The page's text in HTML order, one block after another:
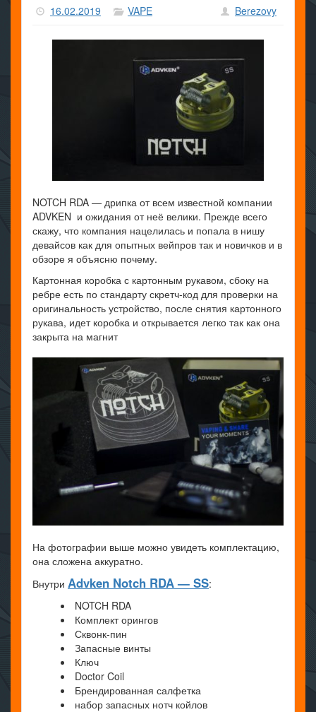
16.02.2019 VAPE Berezovy
NOTCH RDA — дрипка от всем известной компании
ADVKEN и ожидания от неё велики. Прежде всего
скажу, что компания нацелилась и попала в нишу
девайсов как для опытных вейпров так и новичков и в
обзоре я объясню почему.
Картонная коробка с картонным рукавом, сбоку на
ребре есть по стандарту скретч-код для проверки на
оригинальность устройство, после снятия картонного
рукава, идет коробка и открывается легко так как она
закрыта на магнит
На фотографии выше можно увидеть комплектацию,
она сложена аккуратно.
Внутри Advken Notch RDA — SS:
NOTCH RDA
Комплект орингов
Сквонк-пин
Запасные винты
Ключ
Doctor Coil
Брендированная салфетка
набор запасных нотч койлов